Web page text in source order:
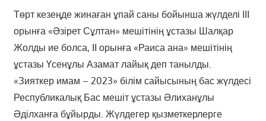
Төрт кезеңде жинаған ұпай саны бойынша жүлделі ІІІ
орынға «Әзірет Сұлтан» мешітінің ұстазы Шалқар
Жолды ие болса, ІІ орынға «Раиса ана» мешітінің
ұстазы Үсенұлы Азамат лайық деп танылды.
«Зияткер имам – 2023» білім сайысының бас жүлдесі
Республикалық Бас мешіт ұстазы Әлиханұлы
Әділханға бұйырды. Жүлдегер қызметкерлерге